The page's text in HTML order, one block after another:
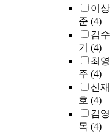
이상
준 (4)
김수
기 (4)
최영
주 (4)
신재
호 (4)
김영
목 (4)